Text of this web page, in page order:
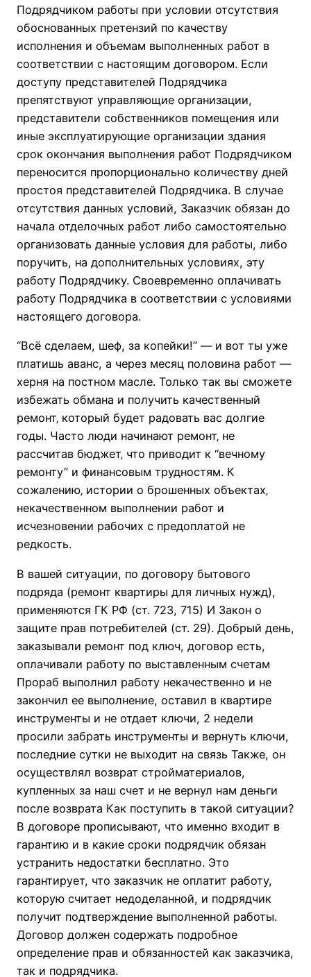
Подрядчиком работы при условии отсутствия
обоснованных претензий по качеству
исполнения и объемам выполненных работ в
соответствии с настоящим договором. Если
доступу представителей Подрядчика
препятствуют управляющие организации,
представители собственников помещения или
иные эксплуатирующие организации здания
срок окончания выполнения работ Подрядчиком
переносится пропорционально количеству дней
простоя представителей Подрядчика. В случае
отсутствия данных условий, Заказчик обязан до
начала отделочных работ либо самостоятельно
организовать данные условия для работы, либо
поручить, на дополнительных условиях, эту
работу Подрядчику. Своевременно оплачивать
работу Подрядчика в соответствии с условиями
настоящего договора.
“Всё сделаем, шеф, за копейки!” — и вот ты уже
платишь аванс, а через месяц половина работ —
херня на постном масле. Только так вы сможете
избежать обмана и получить качественный
ремонт‚ который будет радовать вас долгие
годы. Часто люди начинают ремонт‚ не
рассчитав бюджет‚ что приводит к “вечному
ремонту” и финансовым трудностям. К
сожалению‚ истории о брошенных объектах‚
некачественном выполнении работ и
исчезновении рабочих с предоплатой не
редкость.
В вашей ситуации, по договору бытового
подряда (ремонт квартиры для личных нужд),
применяются ГК РФ (ст. 723, 715) И Закон о
защите прав потребителей (ст. 29). Добрый день,
заказывали ремонт под ключ, договор есть,
оплачивали работу по выставленным счетам
Прораб выполнил работу некачественно и не
закончил ее выполнение, оставил в квартире
инструменты и не отдает ключи, 2 недели
просили забрать инструменты и вернуть ключи,
последние сутки не выходит на связь Также, он
осуществлял возврат стройматериалов,
купленных за наш счет и не вернул нам деньги
после возврата Как поступить в такой ситуации?
В договоре прописывают, что именно входит в
гарантию и в какие сроки подрядчик обязан
устранить недостатки бесплатно. Это
гарантирует, что заказчик не оплатит работу,
которую считает недоделанной, и подрядчик
получит подтверждение выполненной работы.
Договор должен содержать подробное
определение прав и обязанностей как заказчика,
так и подрядчика.